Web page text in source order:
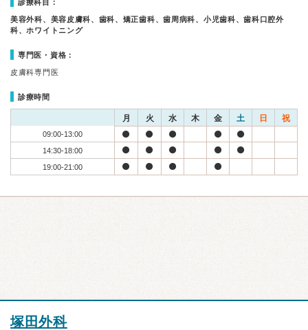
診療科目：
美容外科、美容皮膚科、歯科、矯正歯科、歯周病科、小児歯科、歯科口腔外
科、ホワイトニング
専門医・資格：
皮膚科専門医
診療時間
月 火 水 木 金 土 日 祝
09:00-13:00
14:30-18:00
19:00-21:00
塚田外科